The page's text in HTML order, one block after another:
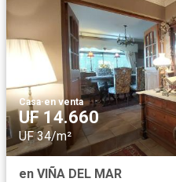
Casa·en venta
UF 14.660
UF 34/m²
en VIÑA DEL MAR